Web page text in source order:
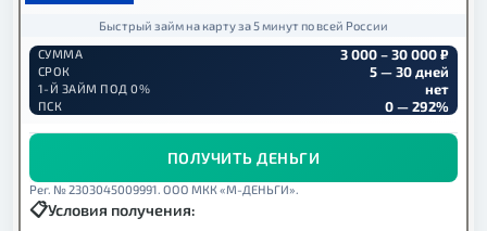
Быстрый займ на карту за 5 минут по всей России
СУММА
3 000 – 30 000 ₽
СРОК 5 — 30 дней
1-Й ЗАЙМ ПОД 0% нет
ПСК 0 — 292%
ПОЛУЧИТЬ ДЕНЬГИ
Рег. № 2303045009991. ООО МКК «М-ДЕНЬГИ».
Условия получения: